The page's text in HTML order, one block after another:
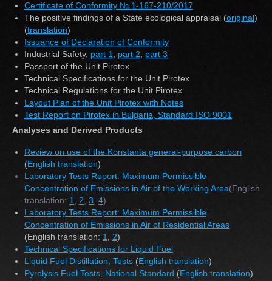
Certificate of Conformity № 1-167-210/2017
The positive findings of a State ecological appraisal (original)
(translation)
Issuance of Declaration of Conformity
Industrial Safety, part 1 part 2 part 3
Passport of the Unit Pirotex
Technical Specifications for the Unit Pirotex
Technical Regulations for the Unit Pirotex
Layout Plan of the Unit Pirotex with Notes
Test Report on Pirotex in Bulgaria, Standard ISO 9001
Analyses and Derived Products
Review on use of the Konstanta general-purpose carbon
(English translation)
Laboratory Tests Report: Maximum Permissible
Concentration of Emissions in Air of the Working Area(English
translation: 1, 2 3 4)
Laboratory Tests Report: Maximum Permissible
Concentration of Emissions in Air of Residential Areas
(English translation: 1 2)
Technical Specifications for Liquid Fuel
Liquid Fuel Distillation, Tests (English translation)
Pyrolysis Fuel Tests, National Standard (English translation)